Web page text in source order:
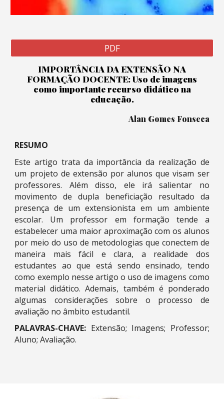
PDF
IMPORTÂNCIA DA EXTENSÃO NA
FORMAÇÃO DOCENTE: Uso de imagens
como importante recurso didático na
educação.
Alan Gomes Fonseca
RESUMO
Este artigo trata da importância da realização de
um projeto de extensão por alunos que visam ser
professores. Além disso, ele irá salientar no
movimento de dupla beneficiação resultado da
presença de um extensionista em um ambiente
escolar. Um professor em formação tende a
estabelecer uma maior aproximação com os alunos
por meio do uso de metodologias que conectem de
maneira mais fácil e clara, a realidade dos
estudantes ao que está sendo ensinado, tendo
como exemplo nesse artigo o uso de imagens como
material didático. Ademais, também é ponderado
algumas considerações sobre o processo de
avaliação no âmbito estudantil.
PALAVRAS-CHAVE: Extensão; Imagens; Professor;
Aluno; Avaliação.